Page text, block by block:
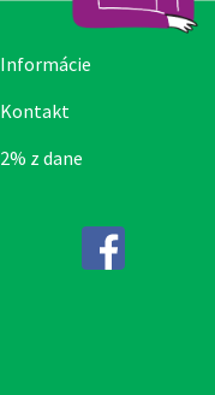
Informácie
Kontakt
2% z dane